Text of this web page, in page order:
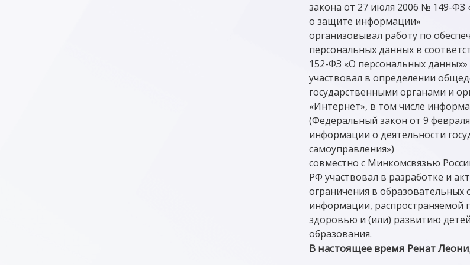
закона от 27 июля 2006 № 149-
о защите информации»
организовывал работу по
персональных данных в
152-ФЗ «О персональных
участвовал в определении
государственными органами и
«Интернет», в том числе
(Федеральный закон от 9
информации о деятельности
самоуправления»)
совместно с Минкомсвязью
РФ участвовал в разработке и
ограничения в образовательных
информации, распространяемой
здоровью и (или) развитию
образования.
В настоящее время Ренат